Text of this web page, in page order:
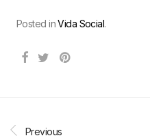
Posted inVida Social.
Previous